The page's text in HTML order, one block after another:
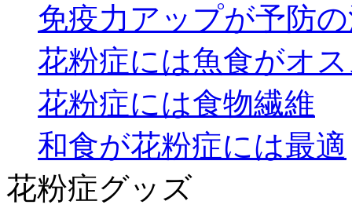
免疫力アップが予防
花粉症には魚食がオ
花粉症には食物繊維
和食が花粉症には最適
花粉症グッズ